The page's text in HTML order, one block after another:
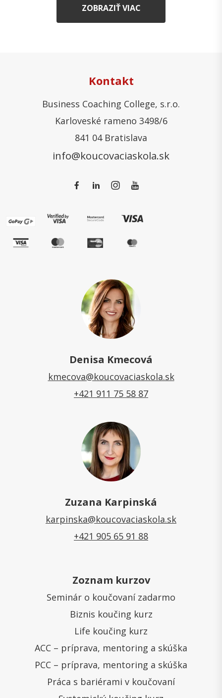
ZOBRAZIŤ VIAC
Kontakt
Business Coaching College, s.r.o.
Karloveské rameno 3498/6
841 04 Bratislava
info@koucovaciaskola.sk
Denisa Kmecová
kmecova@koucovaciaskola.sk
+421 911 75 58 87
Zuzana Karpinská
karpinska@koucovaciaskola.sk
+421 905 65 91 88
Zoznam kurzov
Seminár o koučovaní zadarmo
Biznis koučing kurz
Life koučing kurz
ACC – príprava, mentoring a skúška
PCC – príprava, mentoring a skúška
Práca s bariérami v koučovaní